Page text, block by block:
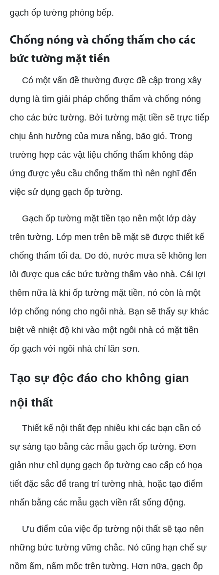
gạch ốp tường phòng bếp.
Chống nóng và chống thấm cho các
bức tường mặt tiền
Có một vấn đề thường được đề cập trong xây
dựng là tìm giải pháp chống thấm và chống nóng
cho các bức tường. Bởi tường mặt tiền sẽ trực tiếp
chịu ảnh hưởng của mưa nắng, bão gió. Trong
trường hợp các vật liệu chống thấm không đáp
ứng được yêu cầu chống thấm thì nên nghĩ đến
việc sử dụng gạch ốp tường.
Gạch ốp tường mặt tiền tạo nên một lớp dày
trên tường. Lớp men trên bề mặt sẽ được thiết kế
chống thấm tối đa. Do đó, nước mưa sẽ không len
lỏi được qua các bức tường thấm vào nhà. Cái lợi
thêm nữa là khi ốp tường mặt tiền, nó còn là một
lớp chống nóng cho ngôi nhà. Bạn sẽ thấy sự khác
biệt về nhiệt độ khi vào một ngôi nhà có mặt tiền
ốp gạch với ngôi nhà chỉ lăn sơn.
Tạo sự độc đáo cho không gian
nội thất
Thiết kế nội thất đẹp nhiều khi các bạn cần có
sự sáng tạo bằng các mẫu gạch ốp tường. Đơn
giản như chỉ dụng gạch ốp tường cao cấp có họa
tiết đặc sắc để trang trí tường nhà, hoặc tạo điểm
nhấn bằng các mẫu gạch viền rất sống động.
Ưu điểm của việc ốp tường nội thất sẽ tạo nên
những bức tường vững chắc. Nó cũng hạn chế sự
nồm ẩm, nấm mốc trên tường. Hơn nữa, gạch ốp